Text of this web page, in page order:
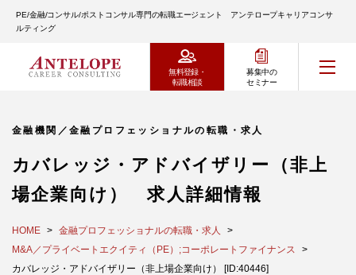
PE/金融/コンサル/ポストコンサル専門の転職エージェント アンテロープキャリアコンサ
ルティング
無料登録・
転職相談
募集中の
セミナー
金融機関／金融プロフェッショナルの転職・求人
カバレッジ・アドバイザリー（非上
場企業向け） 求人詳細情報
HOME
金融プロフェッショナルの転職・求人
M&A／プライベートエクイティ（PE）;コーポレートファイナンス
カバレッジ・アドバイザリー（非上場企業向け） [ID:40446]